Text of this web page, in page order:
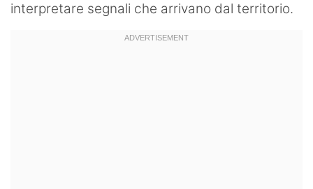
interpretare segnali che arrivano dal territorio.